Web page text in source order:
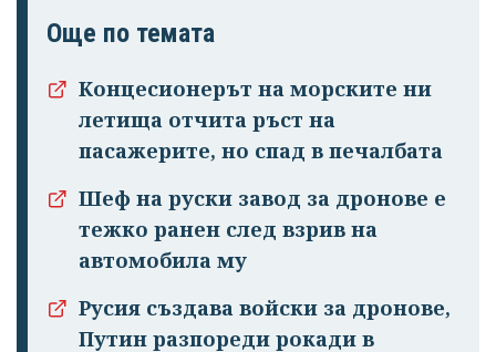
Още по темата
Концесионерът на морските ни
летища отчита ръст на
пасажерите, но спад в печалбата
Шеф на руски завод за дронове е
тежко ранен след взрив на
автомобила му
Русия създава войски за дронове,
Путин разпореди рокади в